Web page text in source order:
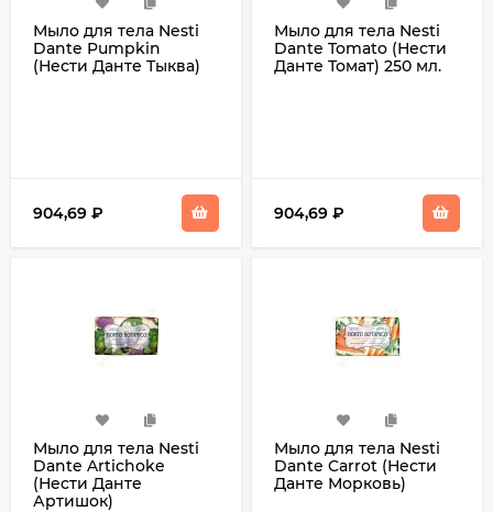
Мыло для тела Nesti
Dante Pumpkin
(Нести Данте Тыква)
904,69 ₽
Мыло для тела Nesti
Dante Tomato (Нести
Данте Томат) 250 мл.
904,69 ₽
Мыло для тела Nesti
Dante Artichoke
(Нести Данте
Артишок)
Мыло для тела Nesti
Dante Carrot (Нести
Данте Морковь)